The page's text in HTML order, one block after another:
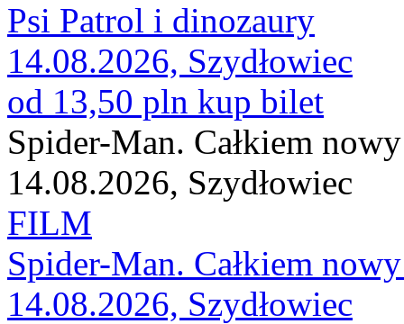
Psi Patrol i dinozaury
14.08.2026, Szydłowiec
od 13,50 pln kup bilet
Spider-Man. Całkiem
14.08.2026, Szydłowiec
FILM
Spider-Man. Całkiem
14.08.2026, Szydłowiec